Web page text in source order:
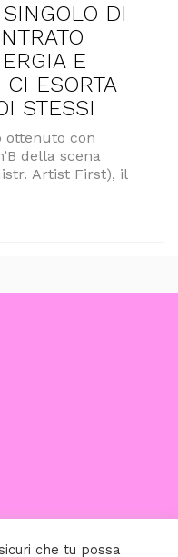
DI
E
ESORTA
STESSI
ottenuto con
della scena
Artist First), il
che tu possa